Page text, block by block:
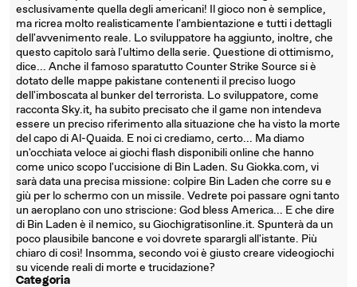
esclusivamente quella degli americani! Il gioco non è semplice,
ma ricrea molto realisticamente l'ambientazione e tutti i dettagli
dell'avvenimento reale. Lo sviluppatore ha aggiunto, inoltre, che
questo capitolo sarà l'ultimo della serie. Questione di ottimismo,
dice... Anche il famoso sparatutto Counter Strike Source si è
dotato delle mappe pakistane contenenti il preciso luogo
dell'imboscata al bunker del terrorista. Lo sviluppatore, come
racconta Sky.it, ha subito precisato che il game non intendeva
essere un preciso riferimento alla situazione che ha visto la morte
del capo di Al-Quaida. E noi ci crediamo, certo... Ma diamo
un'occhiata veloce ai giochi flash disponibili online che hanno
come unico scopo l'uccisione di Bin Laden. Su Giokka.com, vi
sarà data una precisa missione: colpire Bin Laden che corre su e
giù per lo schermo con un missile. Vedrete poi passare ogni tanto
un aeroplano con uno striscione: God bless America... E che dire
di Bin Laden è il nemico, su Giochigratisonline.it. Spunterà da un
poco plausibile bancone e voi dovrete sparargli all'istante. Più
chiaro di così! Insomma, secondo voi è giusto creare videogiochi
su vicende reali di morte e trucidazione?
Categoria